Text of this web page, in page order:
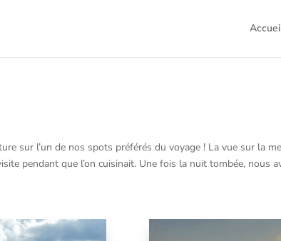
sur l’un de nos spots préférés du voyage ! La vue sur la
pendant que l’on cuisinait. Une fois la nuit tombée, nous